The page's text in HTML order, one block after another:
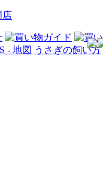
店
- 地図 うさぎの飼い方